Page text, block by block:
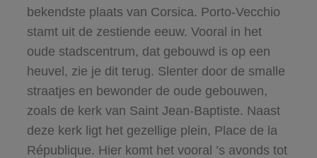
bekendste plaats van Corsica. Porto-Vecchio
stamt uit de zestiende eeuw. Vooral in het
oude stadscentrum, dat gebouwd is op een
heuvel, zie je dit terug. Slenter door de smalle
straatjes en bewonder de oude gebouwen,
zoals de kerk van Saint Jean-Baptiste. Naast
deze kerk ligt het gezellige plein, Place de la
République. Hier komt het vooral ’s avonds tot